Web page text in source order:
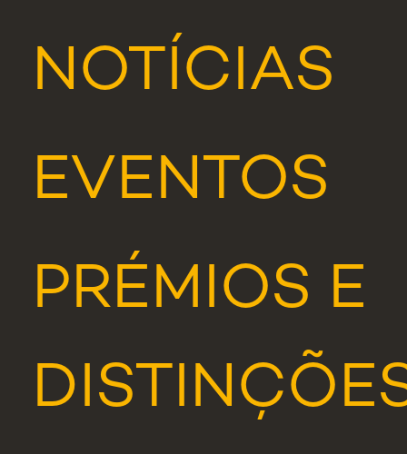
NOTÍCIAS
EVENTOS
PRÉMIOS E